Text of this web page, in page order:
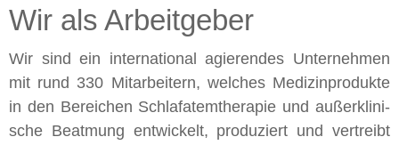
Wir als Arbeitgeber
Wir sind ein in­ter­na­tio­nal agie­ren­des Un­ter­neh­men
mit rund 330 Mit­ar­bei­tern, wel­ches Me­di­zin­pro­duk­te
in den Be­rei­chen Schlaf­atem­the­ra­pie und au­ßer­kli­ni­
sche Be­at­mung ent­wick­elt, pro­du­ziert und ver­treibt